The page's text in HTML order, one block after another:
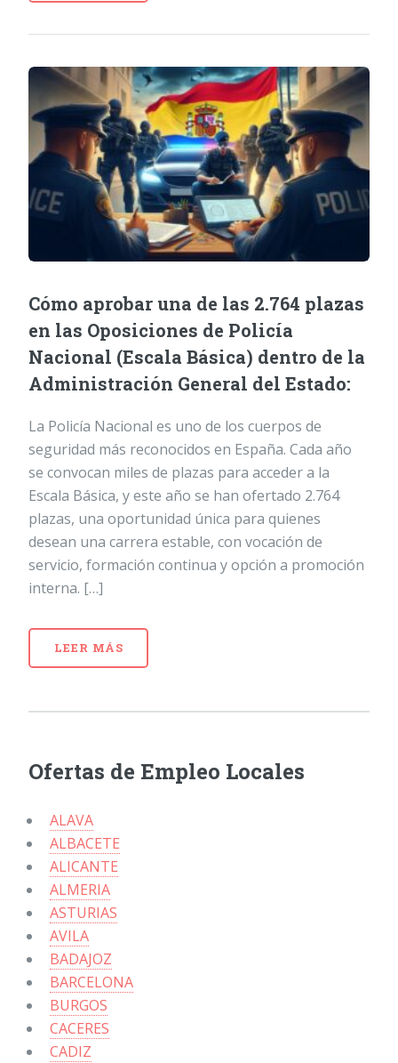
Cómo aprobar una de las 2.764 plazas
en las Oposiciones de Policía
Nacional (Escala Básica) dentro de la
Administración General del Estado:
La Policía Nacional es uno de los cuerpos de
seguridad más reconocidos en España. Cada año
se convocan miles de plazas para acceder a la
Escala Básica, y este año se han ofertado 2.764
plazas, una oportunidad única para quienes
desean una carrera estable, con vocación de
servicio, formación continua y opción a promoción
interna. […]
LEER MÁS
Ofertas de Empleo Locales
ALAVA
ALBACETE
ALICANTE
ALMERIA
ASTURIAS
AVILA
BADAJOZ
BARCELONA
BURGOS
CACERES
CADIZ